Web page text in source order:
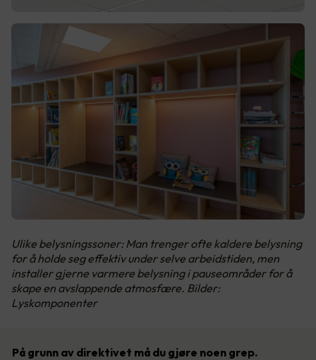
Ulike belysningssoner: Man trenger ofte kaldere belysning
for å holde seg effektiv under selve arbeidstiden, men
installer gjerne varmere belysning i pauseområder for å
skape en avslappende atmosfære. Bilder:
Lyskomponenter
På grunn av direktivet må du gjøre noen grep.